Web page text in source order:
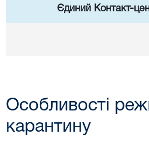
Єдиний Контакт-
Особливості
карантину